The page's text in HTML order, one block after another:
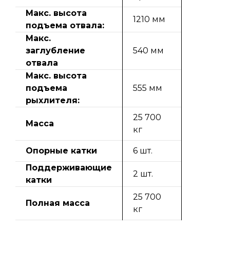
Макс. высота
подъема отвала:
1210 мм
Макс.
заглубление
отвала
540 мм
Макс. высота
подъема
рыхлителя:
555 мм
Масса
25 700
кг
Опорные катки
6 шт.
Поддерживающие
катки
2 шт.
Полная масса
25 700
кг